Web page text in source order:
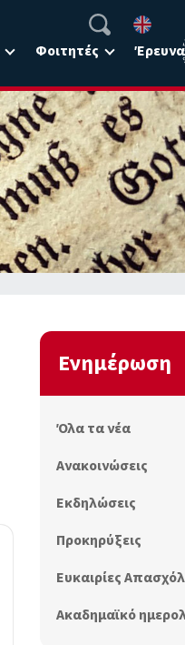
Φοιτητές Έρευνα
Ενημέρωση
Όλα τα νέα
Ανακοινώσεις
Εκδηλώσεις
Προκηρύξεις
Ευκαιρίες
Ακαδημαϊκό